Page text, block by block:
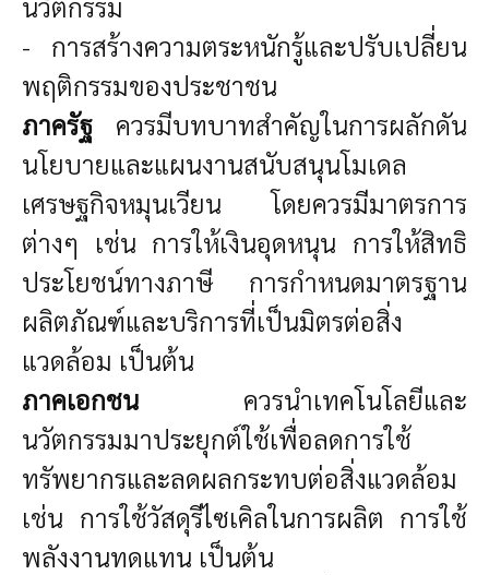
- การสร้างความตระหนักรู้และปรับเปลี่ยน
พฤติกรรมของประชาชน
ภาครัฐ ควรมีบทบาทสำคัญในการผลักดัน
นโยบายและแผนงานสนับสนุนโมเดล
เศรษฐกิจหมุนเวียน โดยควรมีมาตรการ
ต่างๆ เช่น การให้เงินอุดหนุน การให้สิทธิ
ประโยชน์ทางภาษี การกำหนดมาตรฐาน
ผลิตภัณฑ์และบริการที่เป็นมิตรต่อสิ่ง
แวดล้อม เป็นต้น
ภาคเอกชน ควรนำเทคโนโลยีและ
นวัตกรรมมาประยุกต์ใช้เพื่อลดการใช้
ทรัพยากรและลดผลกระทบต่อสิ่งแวดล้อม
เช่น การใช้วัสดุรีไซเคิลในการผลิต การใช้
พลังงานทดแทน เป็นต้น